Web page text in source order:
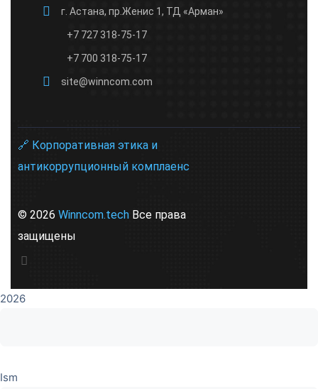
г. Астана, пр.Женис 1, ТД «Арман»
+7 727 318-75-17
+7 700 318-75-17
site@winncom.com
🔗 Корпоративная этика и
антикоррупционный комплаенс
© 2026 Winncom.tech Все права
защищены
2026
Ism